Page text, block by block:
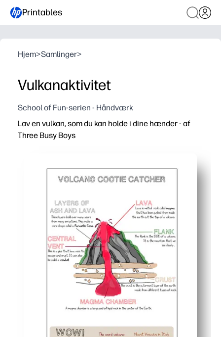
Printables
Hjem>Samlinger>
Vulkanaktivitet
School of Fun-serien - Håndværk
Lav en vulkan, som du kan holde i dine hænder - af
Three Busy Boys